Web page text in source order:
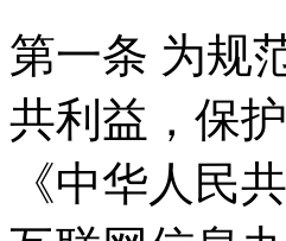
第一条 为规
共利益，保
《中华人民